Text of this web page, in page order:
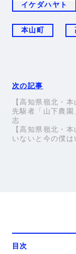
イケダハヤト
本山町
【高知県嶺北・
先駆者「山下農
志
【高知県嶺北・
いないと今の僕
目次